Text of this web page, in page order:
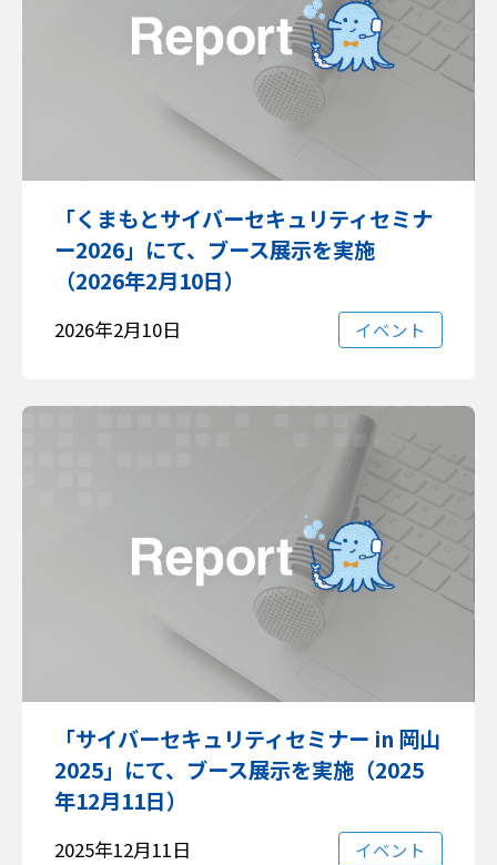
「くまもとサイバーセキュリティセミナ
ー2026」にて、ブース展示を実施
（2026年2月10日）
2026年2月10日 イベント
「サイバーセキュリティセミナー in 岡山
2025」にて、ブース展示を実施（2025
年12月11日）
2025年12月11日 イベント